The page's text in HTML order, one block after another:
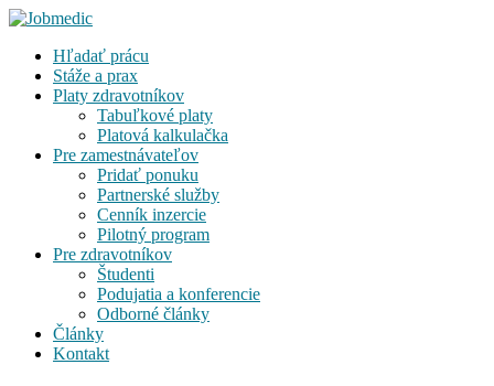
Hľadať prácu
Stáže a prax
Platy zdravotníkov
Tabuľkové platy
Platová kalkulačka
Pre zamestnávateľov
Pridať ponuku
Partnerské služby
Cenník inzercie
Pilotný program
Pre zdravotníkov
Študenti
Podujatia a konferencie
Odborné články
Články
Kontakt